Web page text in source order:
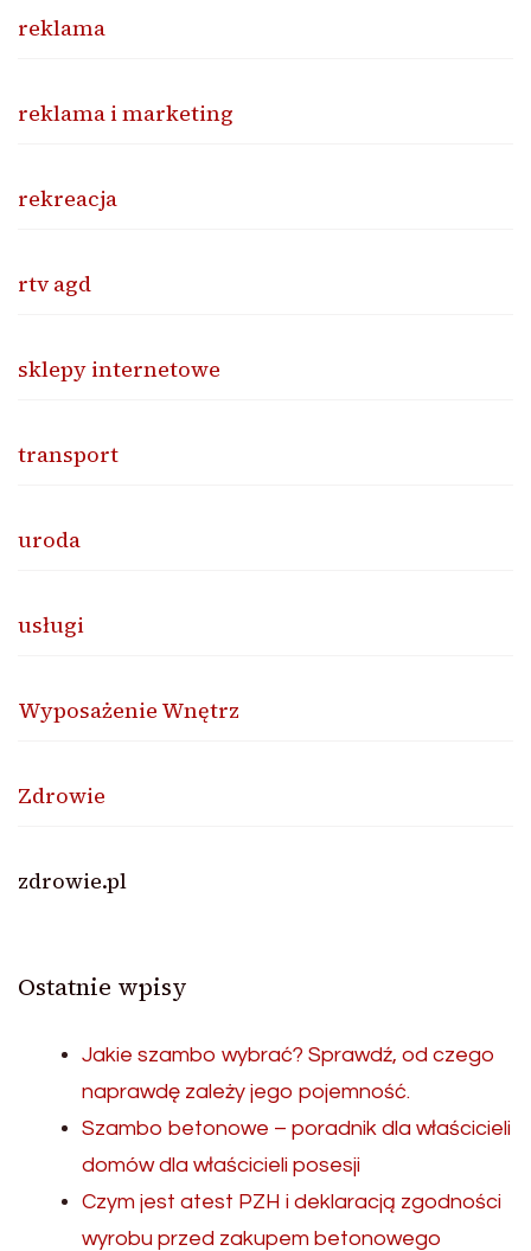
reklama
reklama i marketing
rekreacja
rtv agd
sklepy internetowe
transport
uroda
usługi
Wyposażenie Wnętrz
Zdrowie
zdrowie.pl
Ostatnie wpisy
Jakie szambo wybrać? Sprawdź, od czego
naprawdę zależy jego pojemność.
Szambo betonowe – poradnik dla właścicieli
domów dla właścicieli posesji
Czym jest atest PZH i deklaracją zgodności
wyrobu przed zakupem betonowego